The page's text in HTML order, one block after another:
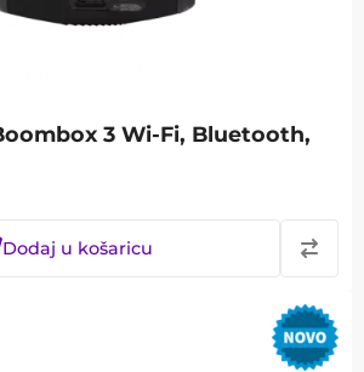
3 Wi-Fi, Bluetooth,
Dodaj u košaricu